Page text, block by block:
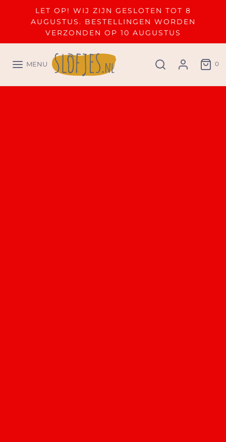
LET OP! WIJ ZIJN GESLOTEN TOT 8
AUGUSTUS. BESTELLINGEN WORDEN
VERZONDEN OP 10 AUGUSTUS
MENU 0